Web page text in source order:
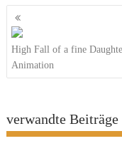
High Fall of a fine
Animation
verwandte Beiträge